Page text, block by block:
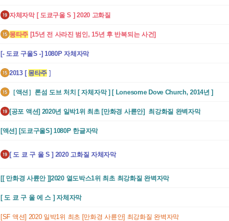
자체자막 [ 도쿄구울 S ] 2020 고화질
몽타주 [15년 전 사라진 범인, 15년 후 반복되는 사건]
[- 도쿄 구울S -] 1080P 자체자막
2013 [ 몽타주 ]
［액션］론섬 도브 처치 [ 자체자막 ] [ Lonesome Dove Church, 2014년 ]
[공포 액션] 2020년 일박1위 최초 [만화경 사륜안]  최강화질 완벽자막
[액션] [도쿄구울S] 1080P 한글자막
[ 도 쿄 구 울 S ] 2020 고화질 자체자막
[[ 만화경 사륜안 ]]2020 열도박스1위 최초 최강화질 완벽자막
[ 도 쿄 구 울 에 스 ] 자체자막
[SF 액션] 2020 일박1위 최초 [만화경 사륜안] 최강화질 완벽자막